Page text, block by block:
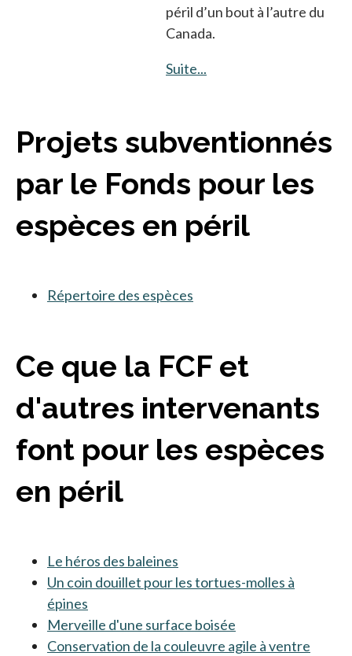
péril d’un bout à l’autre du
Canada.
Suite...
Projets subventionnés
par le Fonds pour les
espèces en péril
Répertoire des espèces
Ce que la FCF et
d'autres intervenants
font pour les espèces
en péril
Le héros des baleines
Un coin douillet pour les tortues-molles à
épines
Merveille d'une surface boisée
Conservation de la couleuvre agile à ventre